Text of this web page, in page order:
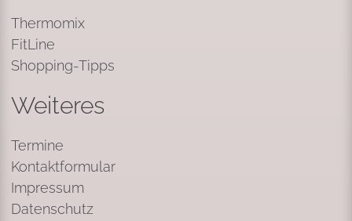
Thermomix
FitLine
Shopping-Tipps
Weiteres
Termine
Kontaktformular
Impressum
Datenschutz